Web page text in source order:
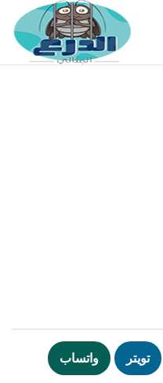
تويتر واتساب